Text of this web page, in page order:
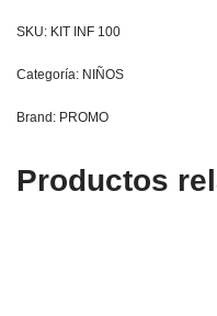
SKU: KIT INF 100
Categoría: NIÑOS
Brand: PROMO
Productos